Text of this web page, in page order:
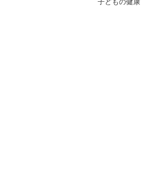
子どもの健康